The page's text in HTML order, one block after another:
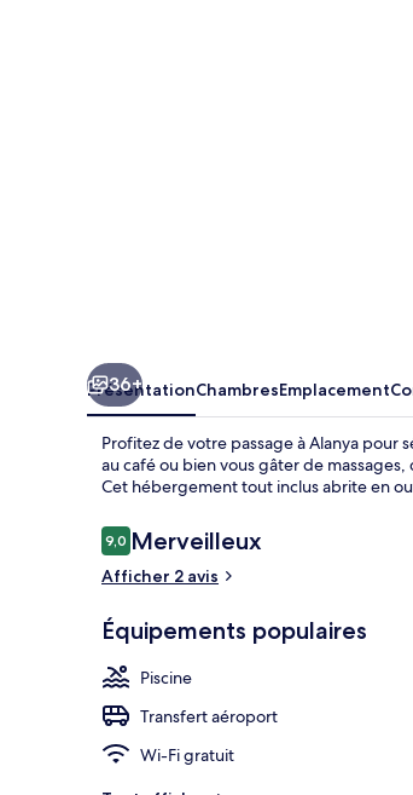
36+
PrésentationChambresEmplacement
Profitez de votre passage à Alanya pour
au café ou bien vous gâter de
Cet hébergement tout inclus abrite en
Avis
voyageurs
9,09,0 sur 10
Merveilleux
Afficher 2 avis
Équipements populaires
Piscine
Transfert aéroport
Wi-Fi gratuit